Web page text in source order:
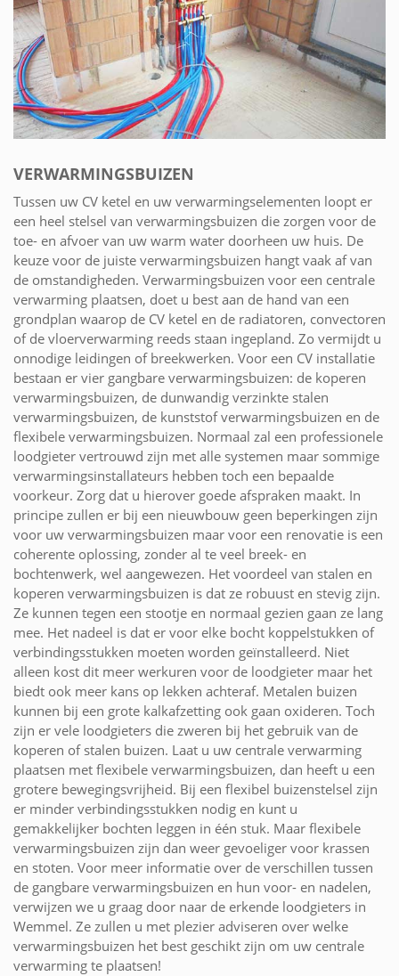
VERWARMINGSBUIZEN
Tussen uw CV ketel en uw verwarmingselementen loopt er
een heel stelsel van verwarmingsbuizen die zorgen voor de
toe- en afvoer van uw warm water doorheen uw huis. De
keuze voor de juiste verwarmingsbuizen hangt vaak af van
de omstandigheden. Verwarmingsbuizen voor een centrale
verwarming plaatsen, doet u best aan de hand van een
grondplan waarop de CV ketel en de radiatoren, convectoren
of de vloerverwarming reeds staan ingepland. Zo vermijdt u
onnodige leidingen of breekwerken. Voor een CV installatie
bestaan er vier gangbare verwarmingsbuizen: de koperen
verwarmingsbuizen, de dunwandig verzinkte stalen
verwarmingsbuizen, de kunststof verwarmingsbuizen en de
flexibele verwarmingsbuizen. Normaal zal een professionele
loodgieter vertrouwd zijn met alle systemen maar sommige
verwarmingsinstallateurs hebben toch een bepaalde
voorkeur. Zorg dat u hierover goede afspraken maakt. In
principe zullen er bij een nieuwbouw geen beperkingen zijn
voor uw verwarmingsbuizen maar voor een renovatie is een
coherente oplossing, zonder al te veel breek- en
bochtenwerk, wel aangewezen. Het voordeel van stalen en
koperen verwarmingsbuizen is dat ze robuust en stevig zijn.
Ze kunnen tegen een stootje en normaal gezien gaan ze lang
mee. Het nadeel is dat er voor elke bocht koppelstukken of
verbindingsstukken moeten worden geïnstalleerd. Niet
alleen kost dit meer werkuren voor de loodgieter maar het
biedt ook meer kans op lekken achteraf. Metalen buizen
kunnen bij een grote kalkafzetting ook gaan oxideren. Toch
zijn er vele loodgieters die zweren bij het gebruik van de
koperen of stalen buizen. Laat u uw centrale verwarming
plaatsen met flexibele verwarmingsbuizen, dan heeft u een
grotere bewegingsvrijheid. Bij een flexibel buizenstelsel zijn
er minder verbindingsstukken nodig en kunt u
gemakkelijker bochten leggen in één stuk. Maar flexibele
verwarmingsbuizen zijn dan weer gevoeliger voor krassen
en stoten. Voor meer informatie over de verschillen tussen
de gangbare verwarmingsbuizen en hun voor- en nadelen,
verwijzen we u graag door naar de erkende loodgieters in
Wemmel. Ze zullen u met plezier adviseren over welke
verwarmingsbuizen het best geschikt zijn om uw centrale
verwarming te plaatsen!